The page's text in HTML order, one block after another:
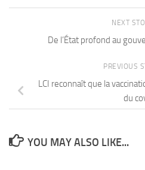
NEXT
De l’État profond au
PREVIOUS
LCI reconnaît que la
du
YOU MAY ALSO LIKE...